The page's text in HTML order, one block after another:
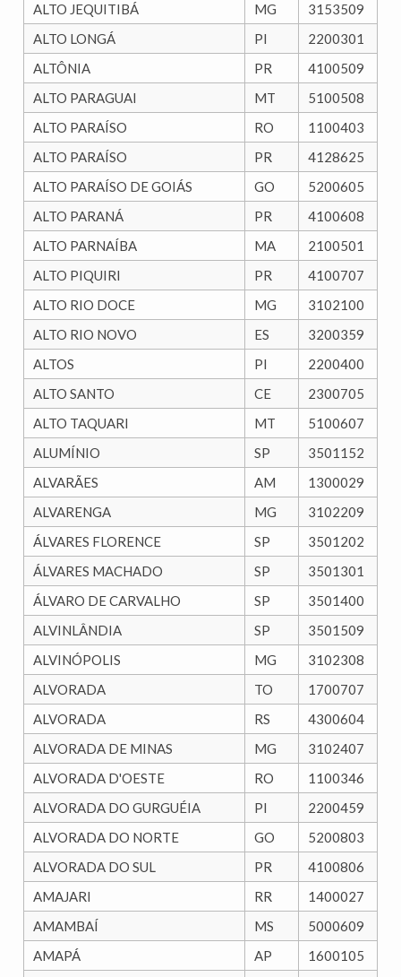
ALTO JEQUITIBÁ
MG
3153509
ALTO LONGÁ
PI
2200301
ALTÔNIA
PR
4100509
ALTO PARAGUAI
MT
5100508
ALTO PARAÍSO
RO
1100403
ALTO PARAÍSO
PR
4128625
ALTO PARAÍSO DE GOIÁS
GO
5200605
ALTO PARANÁ
PR
4100608
ALTO PARNAÍBA
MA
2100501
ALTO PIQUIRI
PR
4100707
ALTO RIO DOCE
MG
3102100
ALTO RIO NOVO
ES
3200359
ALTOS
PI
2200400
ALTO SANTO
CE
2300705
ALTO TAQUARI
MT
5100607
ALUMÍNIO
SP
3501152
ALVARÃES
AM
1300029
ALVARENGA
MG
3102209
ÁLVARES FLORENCE
SP
3501202
ÁLVARES MACHADO
SP
3501301
ÁLVARO DE CARVALHO
SP
3501400
ALVINLÂNDIA
SP
3501509
ALVINÓPOLIS
MG
3102308
ALVORADA
TO
1700707
ALVORADA
RS
4300604
ALVORADA DE MINAS
MG
3102407
ALVORADA D'OESTE
RO
1100346
ALVORADA DO GURGUÉIA
PI
2200459
ALVORADA DO NORTE
GO
5200803
ALVORADA DO SUL
PR
4100806
AMAJARI
RR
1400027
AMAMBAÍ
MS
5000609
AMAPÁ
AP 1600105